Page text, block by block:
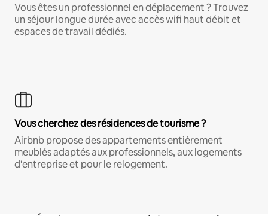
Vous êtes un professionnel en déplacement ? Trouvez
un séjour longue durée avec accès wifi haut débit et
espaces de travail dédiés.
Vous cherchez des résidences de tourisme ?
Airbnb propose des appartements entièrement
meublés adaptés aux professionnels, aux logements
d'entreprise et pour le relogement.